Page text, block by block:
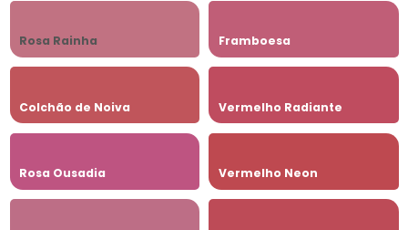
Rosa Rainha Framboesa
Colchão de Noiva Vermelho Radiante
Rosa Ousadia Vermelho Neon